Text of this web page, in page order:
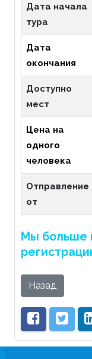
Дата начала
тура
Дата
окончания
Доступно
мест
Цена на
одного
человека
Отправление
от
Мы больше
Назад